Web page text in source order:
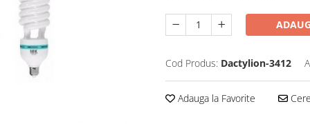
Cod Produs: Dactylion-3412
Adauga la Favorite